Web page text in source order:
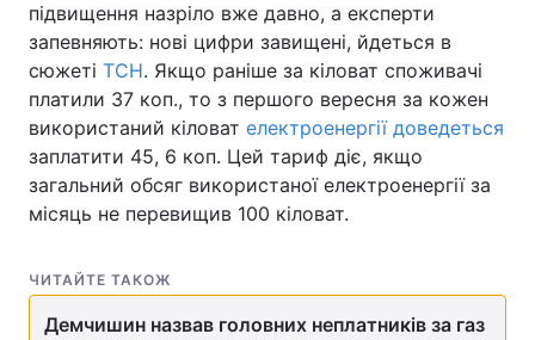
підвищення назріло вже давно, а експерти
запевняють: нові цифри завищені, йдеться в
сюжеті ТСН. Якщо раніше за кіловат споживачі
платили 37 коп., то з першого вересня за кожен
використаний кіловат електроенергії доведеться
заплатити 45, 6 коп. Цей тариф діє, якщо
загальний обсяг використаної електроенергії за
місяць не перевищив 100 кіловат.
ЧИТАЙТЕ ТАКОЖ
Демчишин назвав головних неплатників за газ